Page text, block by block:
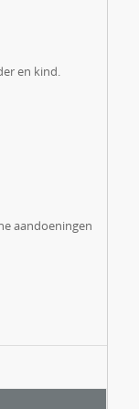
en kind.
aandoeningen